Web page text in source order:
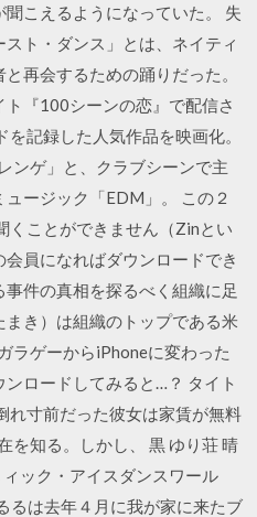
こえるようになっていた。 失
ト・ダンス」とは、ネイティ
再会するための踊りだった。
『100シーンの恋』で配信さ
記録した人気作品を映画化。
ンゲ」と、クラブシーンで主
ージック「EDM」。 この２
くことができません（Zinとい
員になればダウンロードでき
件の真相を探るべく組織に足
き）は組織のトップである米
ラゲーからiPhoneに変わった
ロードしてみると…？ タイト
れ寸前だった彼女は家賃が無料
を知る。しかし、 黒 ゆり荘 晴
ック・アイスダンスワール
るは去年４月に我が家に来たブ